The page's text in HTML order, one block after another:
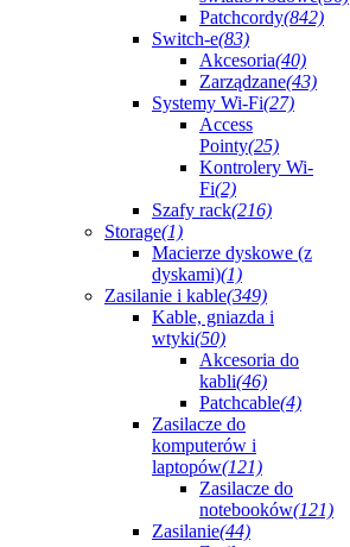
Patchcordy(842)
Switch-e(83)
Akcesoria(40)
Zarządzane(43)
Systemy Wi-Fi(27)
Access
Pointy(25)
Kontrolery Wi-
Fi(2)
Szafy rack(216)
Storage(1)
Macierze dyskowe (z
dyskami)(1)
Zasilanie i kable(349)
Kable, gniazda i
wtyki(50)
Akcesoria do
kabli(46)
Patchcable(4)
Zasilacze do
komputerów i
laptopów(121)
Zasilacze do
notebooków(121)
Zasilanie(44)